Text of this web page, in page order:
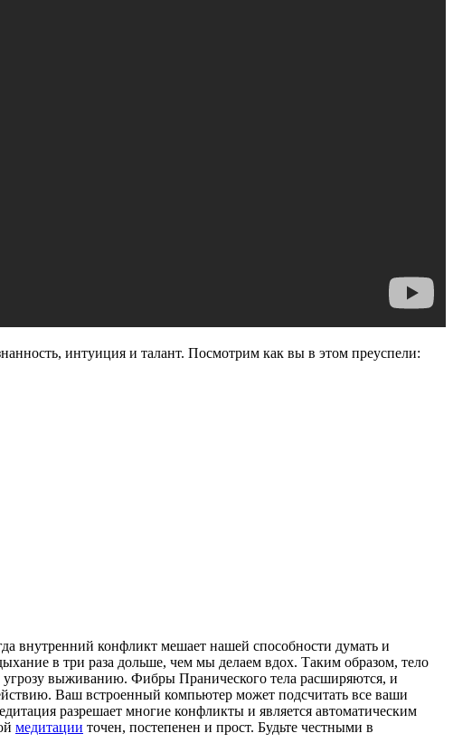
интуиция и талант. Посмотрим как вы в этом преуспели:
внутренний конфликт мешает нашей способности думать и
в три раза дольше, чем мы делаем вдох. Таким образом, тело
выживанию. Фибры Пранического тела расширяются, и
Ваш встроенный компьютер может подсчитать все ваши
разрешает многие конфликты и является автоматическим
медитации точен, постепенен и прост. Будьте честными в